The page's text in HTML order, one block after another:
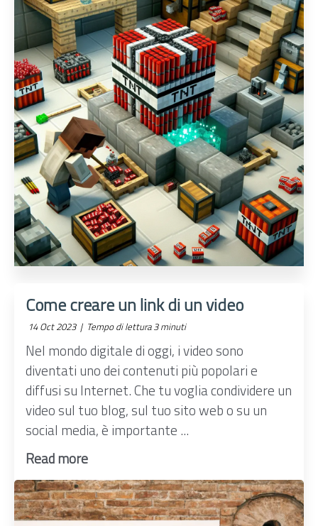
Come creare un link di un video
14 Oct 2023 | Tempo di lettura 3 minuti
Nel mondo digitale di oggi, i video sono
diventati uno dei contenuti più popolari e
diffusi su Internet. Che tu voglia condividere un
video sul tuo blog, sul tuo sito web o su un
social media, è importante ...
Read more